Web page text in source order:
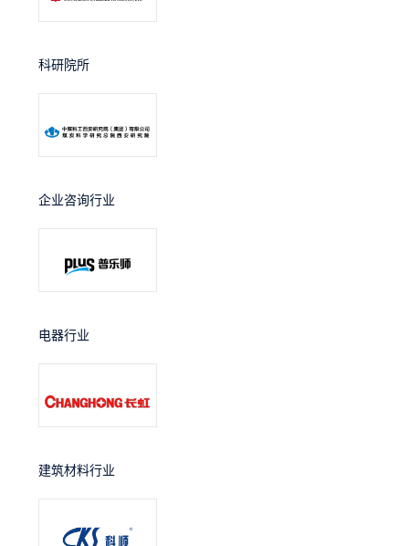
科研院所
企业咨询行业
电器行业
建筑材料行业